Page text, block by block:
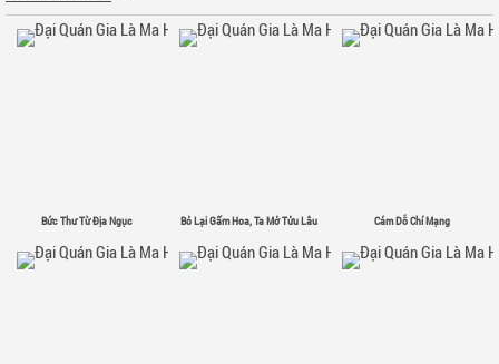
Bức Thư Từ Địa Ngục Bỏ Lại Gấm Hoa, Ta Mở Tửu Lâu Cám Dỗ Chí Mạng